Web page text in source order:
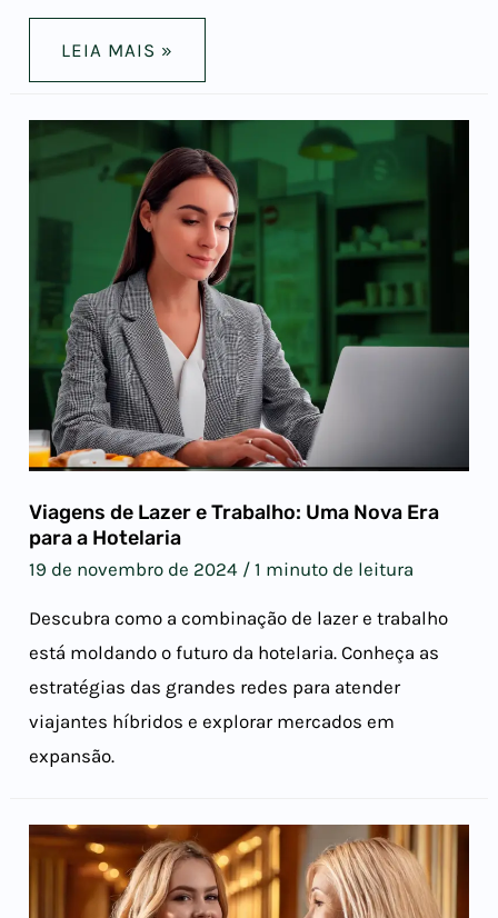
LEIA MAIS »
Viagens de Lazer e Trabalho: Uma Nova Era
para a Hotelaria
19 de novembro de 2024 /1 minuto de leitura
Descubra como a combinação de lazer e trabalho
está moldando o futuro da hotelaria. Conheça as
estratégias das grandes redes para atender
viajantes híbridos e explorar mercados em
expansão.